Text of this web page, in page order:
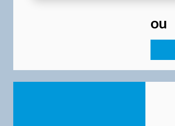
ou